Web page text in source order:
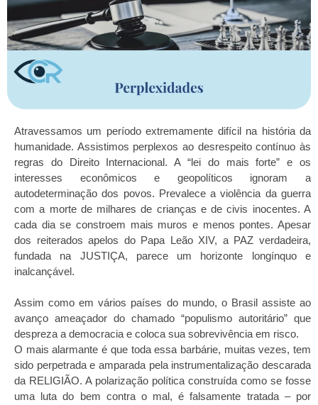
Atravessamos um período extremamente difícil na história da
humanidade. Assistimos perplexos ao desrespeito contínuo às
regras do Direito Internacional. A “lei do mais forte” e os
interesses econômicos e geopolíticos ignoram a
autodeterminação dos povos. Prevalece a violência da guerra
com a morte de milhares de crianças e de civis inocentes. A
cada dia se constroem mais muros e menos pontes. Apesar
dos reiterados apelos do Papa Leão XIV, a PAZ verdadeira,
fundada na JUSTIÇA, parece um horizonte longínquo e
inalcançável.
Assim como em vários países do mundo, o Brasil assiste ao
avanço ameaçador do chamado “populismo autoritário” que
despreza a democracia e coloca sua sobrevivência em risco.
O mais alarmante é que toda essa barbárie, muitas vezes, tem
sido perpetrada e amparada pela instrumentalização descarada
da RELIGIÃO. A polarização política construída como se fosse
uma luta do bem contra o mal, é falsamente tratada – por